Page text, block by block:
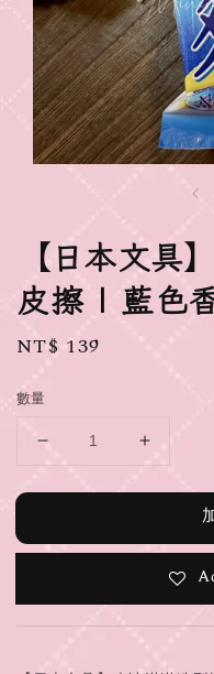
【日本文具
皮擦 | 藍色
Regular
NT$ 139
數量